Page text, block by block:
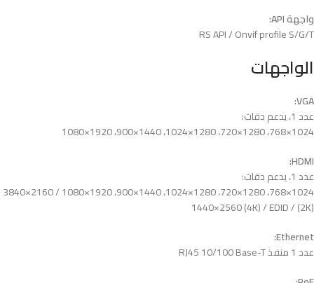
واجهة API:
RS API / Onvif profile S/G/T
الواجهات
VGA:
عدد 1، يدعم دقات:
1024×768، 1280×720، 1280×1024، 1440×900، 1920×1080
HDMI:
عدد 1، يدعم دقات:
1024×768، 1280×720، 1280×1024، 1440×900، 1920×1080 / 2160×3840
(2K) / 1440×2560 (4K) / EDID
Ethernet:
عدد 1 منفذ RJ45 10/100 Base-T